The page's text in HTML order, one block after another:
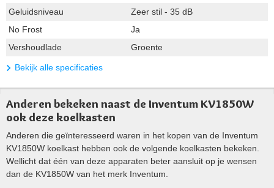
Geluidsniveau
Zeer stil - 35 dB
No Frost
Ja
Vershoudlade
Groente
Bekijk alle specificaties
Anderen bekeken naast de Inventum KV1850W
ook deze koelkasten
Anderen die geïnteresseerd waren in het kopen van de Inventum
KV1850W koelkast hebben ook de volgende koelkasten bekeken.
Wellicht dat één van deze apparaten beter aansluit op je wensen
dan de KV1850W van het merk Inventum.